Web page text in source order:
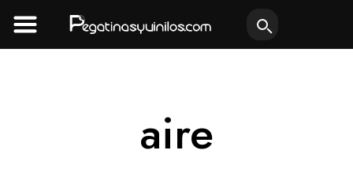
al
contenido
aire